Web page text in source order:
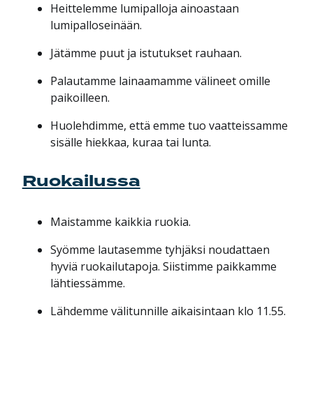
Heittelemme lumipalloja ainoastaan
lumipalloseinään.
Jätämme puut ja istutukset rauhaan.
Palautamme lainaamamme välineet omille
paikoilleen.
Huolehdimme, että emme tuo vaatteissamme
sisälle hiekkaa, kuraa tai lunta.
Ruokailussa
Maistamme kaikkia ruokia.
Syömme lautasemme tyhjäksi noudattaen
hyviä ruokailutapoja. Siistimme paikkamme
lähtiessämme.
Lähdemme välitunnille aikaisintaan klo 11.55.